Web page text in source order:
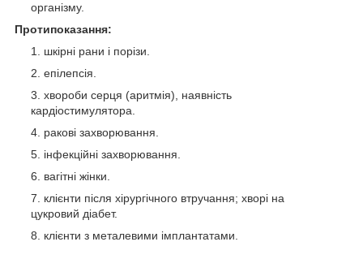
організму.
Протипоказання:
шкірні рани і порізи.
епілепсія.
хвороби серця (аритмія), наявність
кардіостимулятора.
ракові захворювання.
інфекційні захворювання.
вагітні жінки.
клієнти після хірургічного втручання; хворі на
цукровий діабет.
клієнти з металевими імплантатами.